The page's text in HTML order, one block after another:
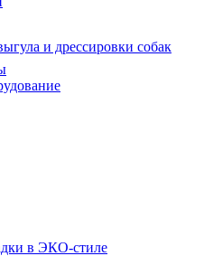
и дрессировки собак
в ЭКО-стиле